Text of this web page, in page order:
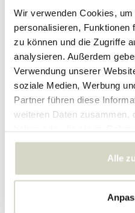
Wir verwenden Cookies,
personalisieren, Funktionen
zu können und die Zugriffe
analysieren. Außerdem
Verwendung unserer
soziale Medien, Werbung
Partner führen diese
weiteren Daten zusammen,
gesammelt haben.
Alle
Produktbeschreibung
Lampenfuß aus Steingut mit
AW22-Kollektion von
Tischleuchte hat einen
von 62 cm.
Größe: Durchmesser 23 cm,